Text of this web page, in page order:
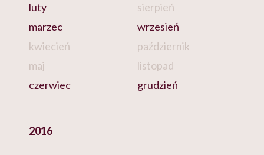
luty
marzec
kwiecień
maj
czerwiec
sierpień
wrzesień
październik
listopad
grudzień
2016